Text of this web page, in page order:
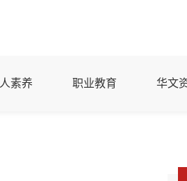
素养 职业教育 华文